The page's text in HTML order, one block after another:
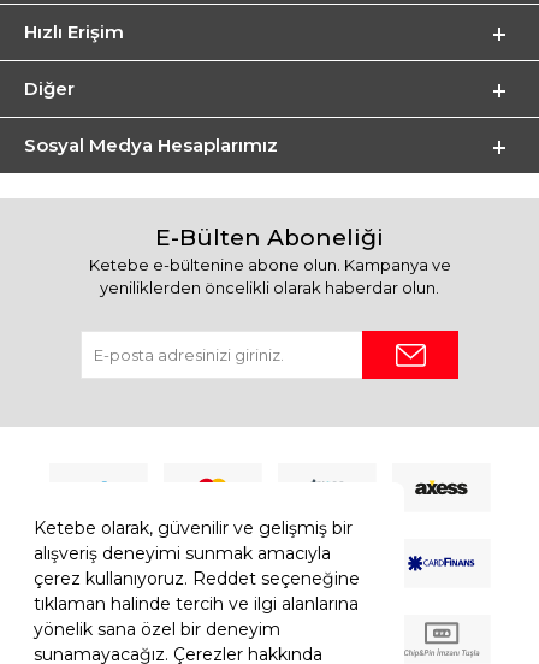
Ketebe olarak, güvenilir ve gelişmiş bir
alışveriş deneyimi sunmak amacıyla
çerez kullanıyoruz. Reddet seçeneğine
tıklaman halinde tercih ve ilgi alanlarına
yönelik sana özel bir deneyim
sunamayacağız. Çerezler hakkında
Hızlı Erişim
Diğer
Sosyal Medya Hesaplarımız
E-Bülten Aboneliği
Ketebe e-bültenine abone olun. Kampanya ve
yeniliklerden öncelikli olarak haberdar olun.